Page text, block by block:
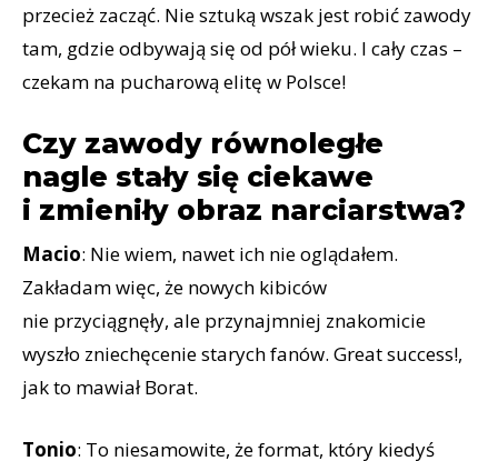
przecież zacząć. Nie sztuką wszak jest robić zawody
tam, gdzie odbywają się od pół wieku. I cały czas –
czekam na pucharową elitę w Polsce!
Czy zawody równoległe
nagle stały się ciekawe
i zmieniły obraz narciarstwa?
Macio: Nie wiem, nawet ich nie oglądałem.
Zakładam więc, że nowych kibiców
nie przyciągnęły, ale przynajmniej znakomicie
wyszło zniechęcenie starych fanów. Great success!,
jak to mawiał Borat.
Tonio: To niesamowite, że format, który kiedyś